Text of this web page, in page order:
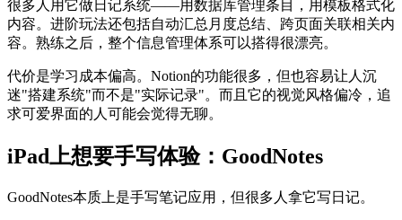
很多人用它做日记系统——用数据库管理条目，用模板格式化
内容。进阶玩法还包括自动汇总月度总结、跨页面关联相关内
容。熟练之后，整个信息管理体系可以搭得很漂亮。
代价是学习成本偏高。Notion的功能很多，但也容易让人沉
迷"搭建系统"而不是"实际记录"。而且它的视觉风格偏冷，追
求可爱界面的人可能会觉得无聊。
iPad上想要手写体验：GoodNotes
GoodNotes本质上是手写笔记应用，但很多人拿它写日记。